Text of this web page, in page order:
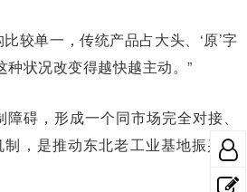
较单一，传统产品占大头、‘原’字
种状况改变得越快越主动。”
碍，形成一个同市场完全对接、
，是推动东北老工业基地振兴的